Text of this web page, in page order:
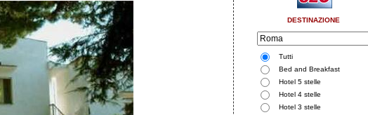
DESTINAZIONE
Tutti
Bed and Breakfast
Hotel 5 stelle
Hotel 4 stelle
Hotel 3 stelle